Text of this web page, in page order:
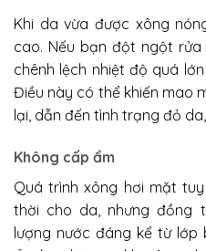
Khi da vừa được xông
cao. Nếu bạn đột ngột
chênh lệch nhiệt độ quá
Điều này có thể khiến mao
lại, dẫn đến tình trạng đỏ
Không cấp ẩm
Quá trình xông hơi mặt
thời cho da, nhưng đồng
lượng nước đáng kể từ lớp